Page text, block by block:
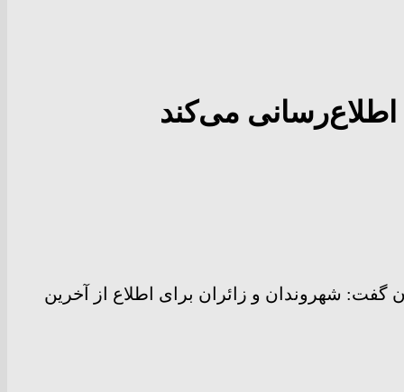
گفت: شهروندان و زائران برای اطلاع از آخرین